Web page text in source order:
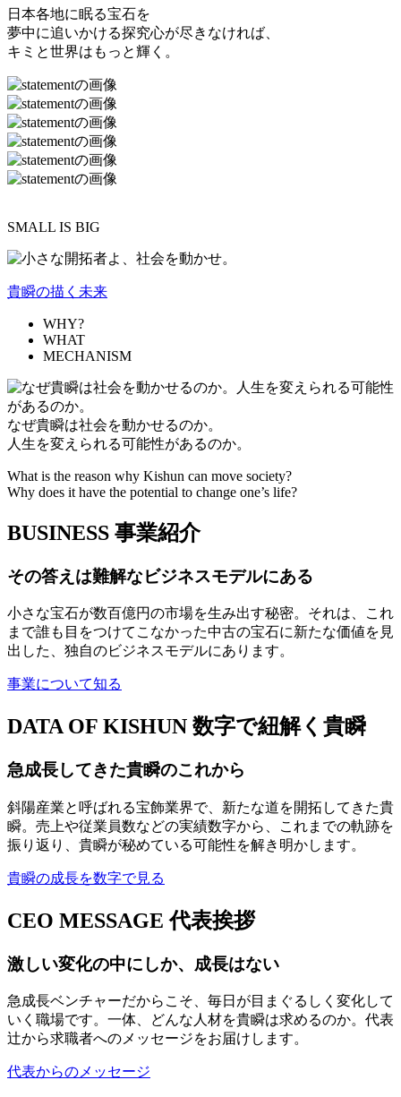
日本各地に眠る宝石を
夢中に追いかける探究心が尽きなければ、
キミと世界はもっと輝く。
SMALL IS BIG
貴瞬の描く未来
WHY?
WHAT
MECHANISM
なぜ貴瞬は社会を動かせるのか。
人生を変えられる可能性があるのか。
What is the reason why Kishun can move society?
Why does it have the potential to change one’s life?
BUSINESS 事業紹介
その答えは難解なビジネスモデルにある
小さな宝石が数百億円の市場を生み出す秘密。それは、これ
まで誰も目をつけてこなかった中古の宝石に新たな価値を見
出した、独自のビジネスモデルにあります。
事業について知る
DATA OF KISHUN 数字で紐解く貴瞬
急成長してきた貴瞬のこれから
斜陽産業と呼ばれる宝飾業界で、新たな道を開拓してきた貴
瞬。売上や従業員数などの実績数字から、これまでの軌跡を
振り返り、貴瞬が秘めている可能性を解き明かします。
貴瞬の成長を数字で見る
CEO MESSAGE 代表挨拶
激しい変化の中にしか、成長はない
急成長ベンチャーだからこそ、毎日が目まぐるしく変化して
いく職場です。一体、どんな人材を貴瞬は求めるのか。代表
辻から求職者へのメッセージをお届けします。
代表からのメッセージ